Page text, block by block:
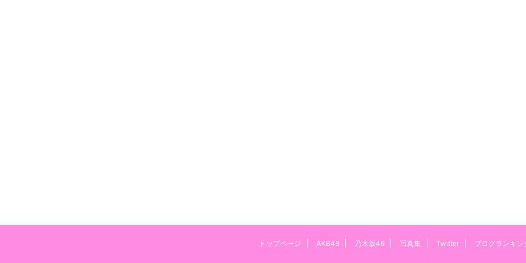
トップページ AKB48 乃木坂46 写真集 Twitter ブログランキン